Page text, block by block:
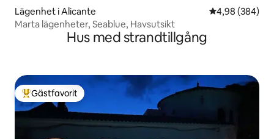
Lägenhet i Alicante 4,98 av 5 i
4,98 (384)
Marta lägenheter, Seablue, Havsutsikt
Hus med strandtillgång
Populär gästfavorit
Gästfavorit